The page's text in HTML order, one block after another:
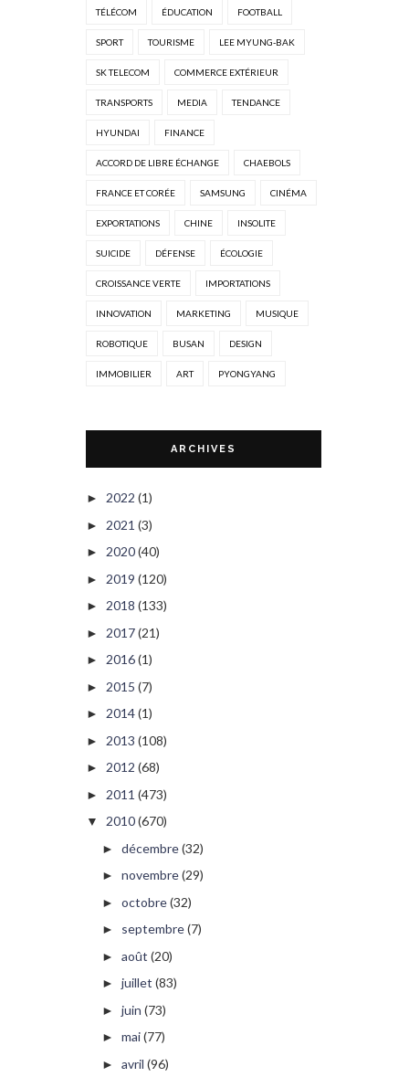
TÉLÉCOM ÉDUCATION FOOTBALL
SPORT TOURISME LEE MYUNG-BAK
SK TELECOM COMMERCE EXTÉRIEUR
TRANSPORTS MEDIA TENDANCE
HYUNDAI FINANCE
ACCORD DE LIBRE ÉCHANGE CHAEBOLS
FRANCE ET CORÉE SAMSUNG CINÉMA
EXPORTATIONS CHINE INSOLITE
SUICIDE DÉFENSE ÉCOLOGIE
CROISSANCE VERTE IMPORTATIONS
INNOVATION MARKETING MUSIQUE
ROBOTIQUE BUSAN DESIGN
IMMOBILIER ART PYONGYANG
ARCHIVES
► 2022 (1)
► 2021 (3)
► 2020(40)
► 2019 (120)
► 2018 (133)
► 2017(21)
► 2016(1)
► 2015 (7)
► 2014(1)
► 2013 (108)
► 2012 (68)
► 2011 (473)
▼ 2010(670)
► décembre(32)
► novembre(29)
► octobre(32)
► septembre(7)
► août (20)
► juillet (83)
► juin (73)
► mai(77)
► avril (96)